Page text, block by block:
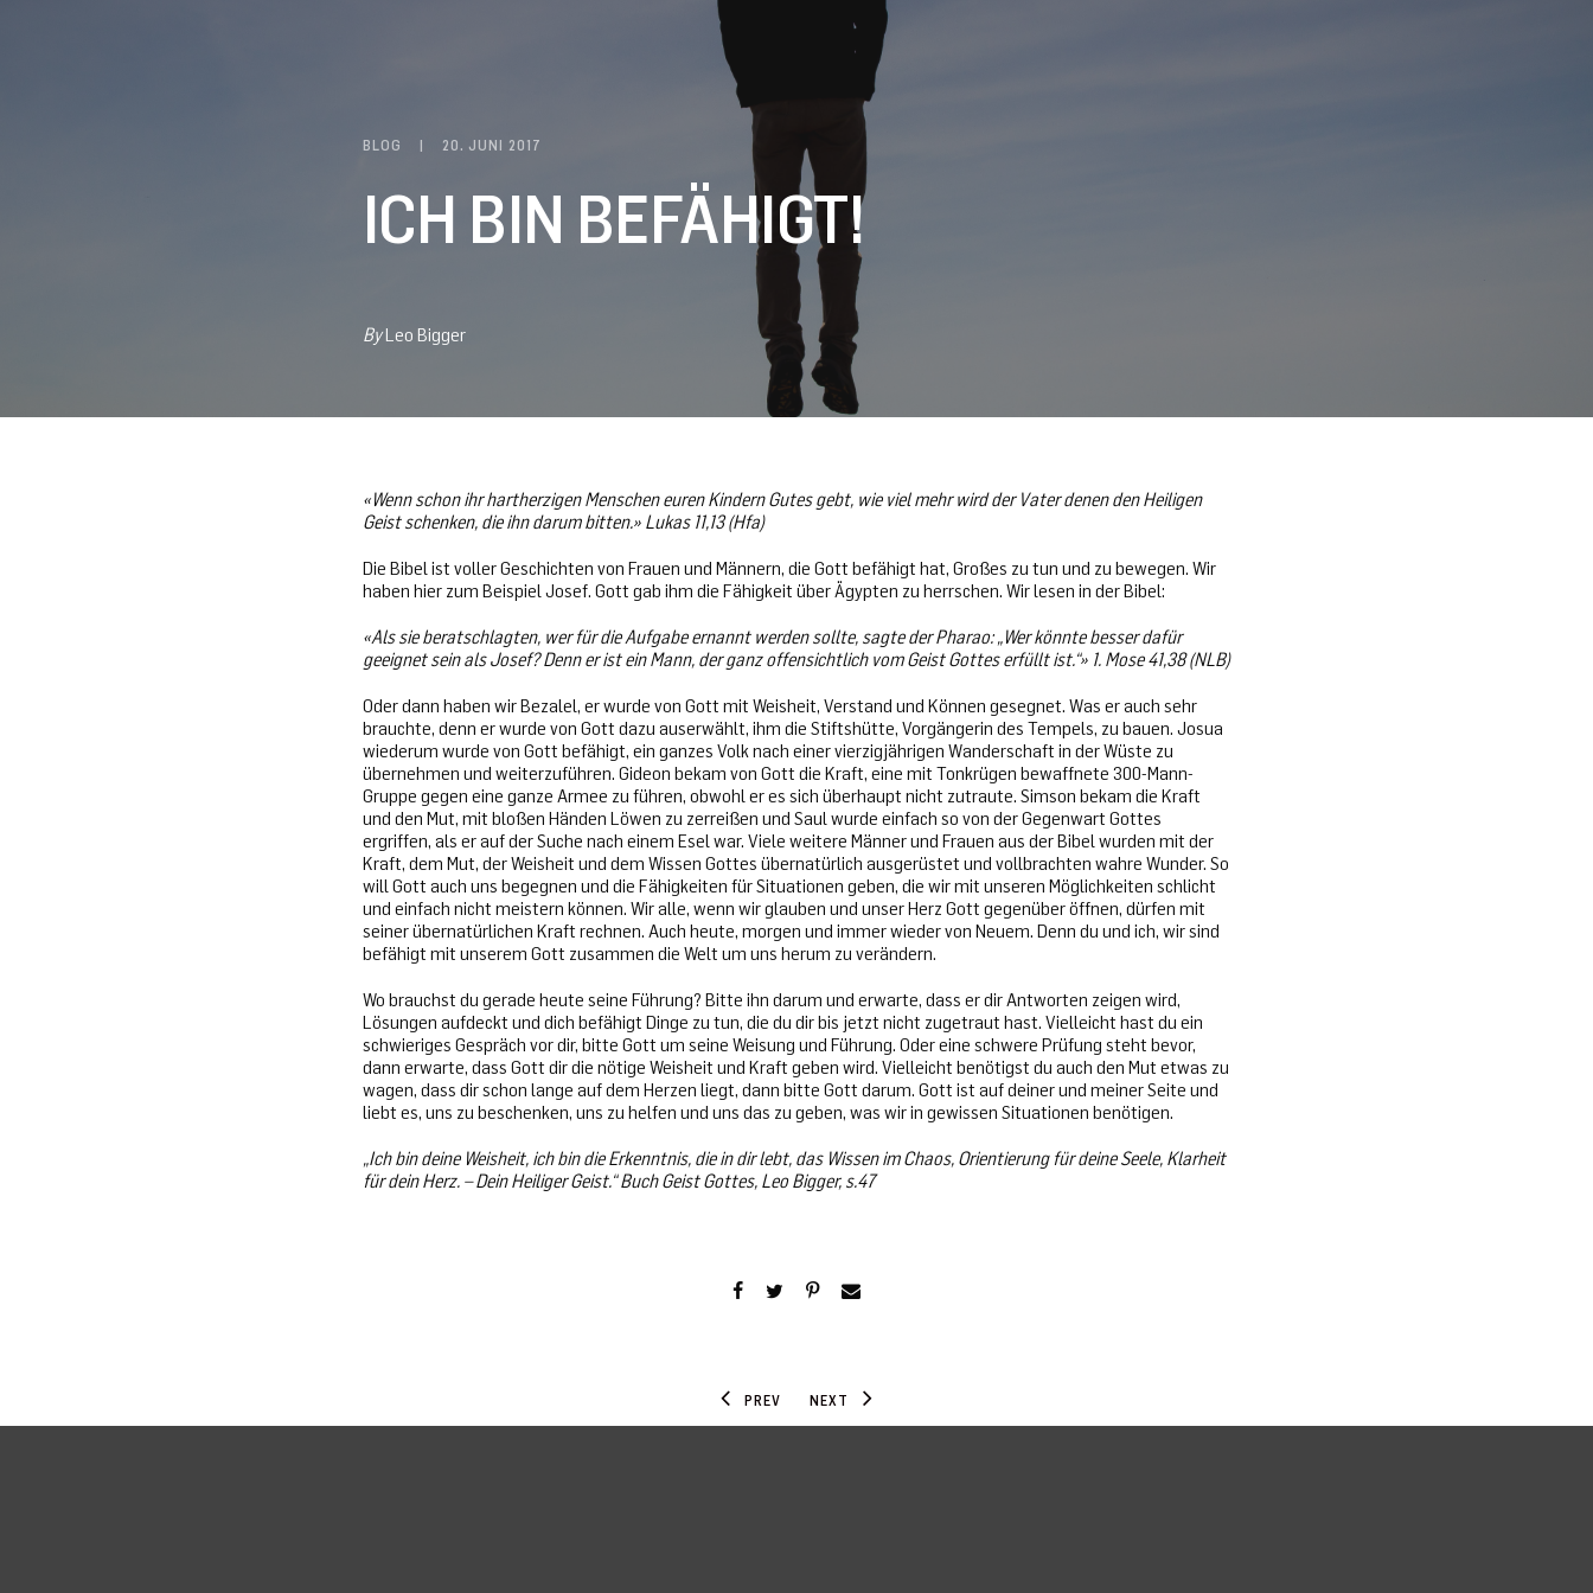
BLOG 20. JUNI 2017
ICH BIN BEFÄHIGT!
ByLeo Bigger
«Wenn schon ihr hartherzigen Menschen euren Kindern Gutes gebt, wie viel mehr wird der Vater denen den Heiligen
Geist schenken, die ihn darum bitten.» Lukas 11,13 (Hfa)
Die Bibel ist voller Geschichten von Frauen und Männern, die Gott befähigt hat, Großes zu tun und zu bewegen. Wir
haben hier zum Beispiel Josef. Gott gab ihm die Fähigkeit über Ägypten zu herrschen. Wir lesen in der Bibel:
«Als sie beratschlagten, wer für die Aufgabe ernannt werden sollte, sagte der Pharao: „Wer könnte besser dafür
geeignet sein als Josef? Denn er ist ein Mann, der ganz offensichtlich vom Geist Gottes erfüllt ist.“»1. Mose 41,38 (NLB)
Oder dann haben wir Bezalel, er wurde von Gott mit Weisheit, Verstand und Können gesegnet. Was er auch sehr
brauchte, denn er wurde von Gott dazu auserwählt, ihm die Stiftshütte, Vorgängerin des Tempels, zu bauen. Josua
wiederum wurde von Gott befähigt, ein ganzes Volk nach einer vierzigjährigen Wanderschaft in der Wüste zu
übernehmen und weiterzuführen. Gideon bekam von Gott die Kraft, eine mit Tonkrügen bewaffnete 300-Mann-
Gruppe gegen eine ganze Armee zu führen, obwohl er es sich überhaupt nicht zutraute. Simson bekam die Kraft
und den Mut, mit bloßen Händen Löwen zu zerreißen und Saul wurde einfach so von der Gegenwart Gottes
ergriffen, als er auf der Suche nach einem Esel war. Viele weitere Männer und Frauen aus der Bibel wurden mit der
Kraft, dem Mut, der Weisheit und dem Wissen Gottes übernatürlich ausgerüstet und vollbrachten wahre Wunder. So
will Gott auch uns begegnen und die Fähigkeiten für Situationen geben, die wir mit unseren Möglichkeiten schlicht
und einfach nicht meistern können. Wir alle, wenn wir glauben und unser Herz Gott gegenüber öffnen, dürfen mit
seiner übernatürlichen Kraft rechnen. Auch heute, morgen und immer wieder von Neuem. Denn du und ich, wir sind
befähigt mit unserem Gott zusammen die Welt um uns herum zu verändern.
Wo brauchst du gerade heute seine Führung? Bitte ihn darum und erwarte, dass er dir Antworten zeigen wird,
Lösungen aufdeckt und dich befähigt Dinge zu tun, die du dir bis jetzt nicht zugetraut hast. Vielleicht hast du ein
schwieriges Gespräch vor dir, bitte Gott um seine Weisung und Führung. Oder eine schwere Prüfung steht bevor,
dann erwarte, dass Gott dir die nötige Weisheit und Kraft geben wird. Vielleicht benötigst du auch den Mut etwas zu
wagen, dass dir schon lange auf dem Herzen liegt, dann bitte Gott darum. Gott ist auf deiner und meiner Seite und
liebt es, uns zu beschenken, uns zu helfen und uns das zu geben, was wir in gewissen Situationen benötigen.
„Ich bin deine Weisheit, ich bin die Erkenntnis, die in dir lebt, das Wissen im Chaos, Orientierung für deine Seele, Klarheit
für dein Herz. – Dein Heiliger Geist.“Buch Geist Gottes, Leo Bigger, s.47
PREV NEXT